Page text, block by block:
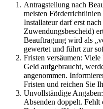
Antragstellung nach
meisten
Installateur darf erst
Zuwendungsbescheid)
Beauftragung wird als
gewertet und führt zur
Fristen versäumen:
Geld aufgebraucht,
angenommen.
Fristen und reichen Sie
Unvollständige
Absenden doppelt.